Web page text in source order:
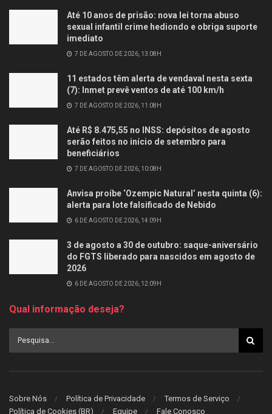
Até 10 anos de prisão: nova lei torna abuso
sexual infantil crime hediondo e obriga suporte
imediato
7 DE AGOSTO DE 2026, 13:08H
11 estados têm alerta de vendaval nesta sexta
(7): Inmet prevê ventos de até 100 km/h
7 DE AGOSTO DE 2026, 11:08H
Até R$ 8.475,55 no INSS: depósitos de agosto
serão feitos no início de setembro para
beneficiários
7 DE AGOSTO DE 2026, 10:08H
Anvisa proíbe ‘Ozempic Natural’ nesta quinta (6):
alerta para lote falsificado de Nebido
6 DE AGOSTO DE 2026, 14:09H
3 de agosto a 30 de outubro: saque-aniversário
do FGTS liberado para nascidos em agosto de
2026
6 DE AGOSTO DE 2026, 12:09H
Qual informação deseja?
Sobre Nós Política de Privacidade
Termos de Serviço
Política de Cookies (BR)
Equipe Fale Conosco